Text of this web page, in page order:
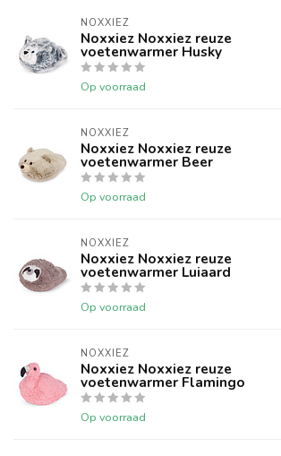
NOXXIEZ
Noxxiez Noxxiez reuze
voetenwarmer Husky
Op voorraad
NOXXIEZ
Noxxiez Noxxiez reuze
voetenwarmer Beer
Op voorraad
NOXXIEZ
Noxxiez Noxxiez reuze
voetenwarmer Luiaard
Op voorraad
NOXXIEZ
Noxxiez Noxxiez reuze
voetenwarmer Flamingo
Op voorraad